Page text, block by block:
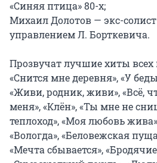
«Синяя птица» 80-х;
Михаил Долотов — экс-
управлением Л. Борткевича.
Прозвучат лучшие хиты всех
«Снится мне деревня», «У
«Живи, родник, живи», «Всё,
меня», «Клён», «Ты мне не
теплоход», «Моя любовь
«Вологда», «Беловежская
«Мечта сбывается»,